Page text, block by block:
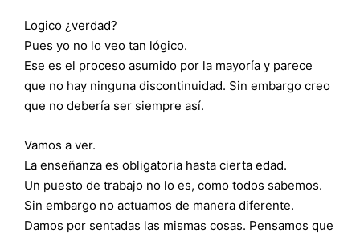
Logico ¿verdad?
Pues yo no lo veo tan lógico.
Ese es el proceso asumido por la mayoría y parece
que no hay ninguna discontinuidad. Sin embargo creo
que no debería ser siempre así.
Vamos a ver.
La enseñanza es obligatoria hasta cierta edad.
Un puesto de trabajo no lo es, como todos sabemos.
Sin embargo no actuamos de manera diferente.
Damos por sentadas las mismas cosas. Pensamos que